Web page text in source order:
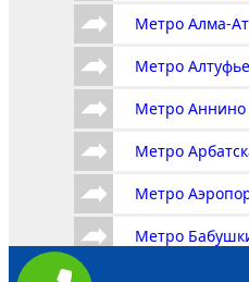
Метро Алма-
Метро
Метро Аннино
Метро
Метро
Метро